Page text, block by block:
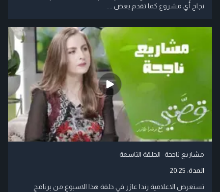
نجاح أي مشروع كما تقدم بعض ....
مشاريع ناجحة- الحلقة التاسعة
المدة: 20:25
تستعرض الاعلامية رندا عازر في حلقة هذا الاسبوع من برنامج